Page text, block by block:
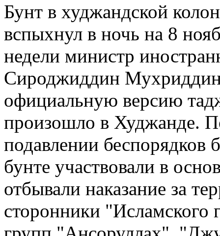
Бунт в худжандской
вспыхнул в ночь на 8
недели министр
Сироджиддин
официальную версию
произошло в Худжанде.
подавлении беспорядков
бунте участвовали в
отбывали наказание за
сторонники "Исламского